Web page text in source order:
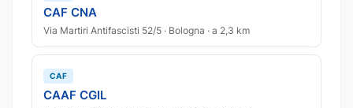
CAF CNA
Via Martiri Antifascisti 52/5 · Bologna · a 2,3 km
CAF
CAAF CGIL